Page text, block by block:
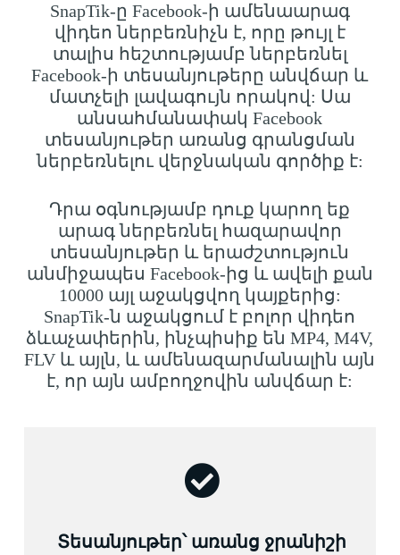
SnapTik-ը Facebook-ի ամենաարագ
վիդեո ներբեռնիչն է, որը թույլ է
տալիս հեշտությամբ ներբեռնել
Facebook-ի տեսանյութերը անվճար և
մատչելի լավագույն որակով: Սա
անսահմանափակ Facebook
տեսանյութեր առանց գրանցման
ներբեռնելու վերջնական գործիք է:
Դրա օգնությամբ դուք կարող եք
արագ ներբեռնել հազարավոր
տեսանյութեր և երաժշտություն
անմիջապես Facebook-ից և ավելի քան
10000 այլ աջակցվող կայքերից:
SnapTik-ն աջակցում է բոլոր վիդեո
ձևաչափերին, ինչպիսիք են MP4, M4V,
FLV և այլն, և ամենազարմանալին այն
է, որ այն ամբողջովին անվճար է:
Տեսանյութեր՝ առանց ջրանիշի